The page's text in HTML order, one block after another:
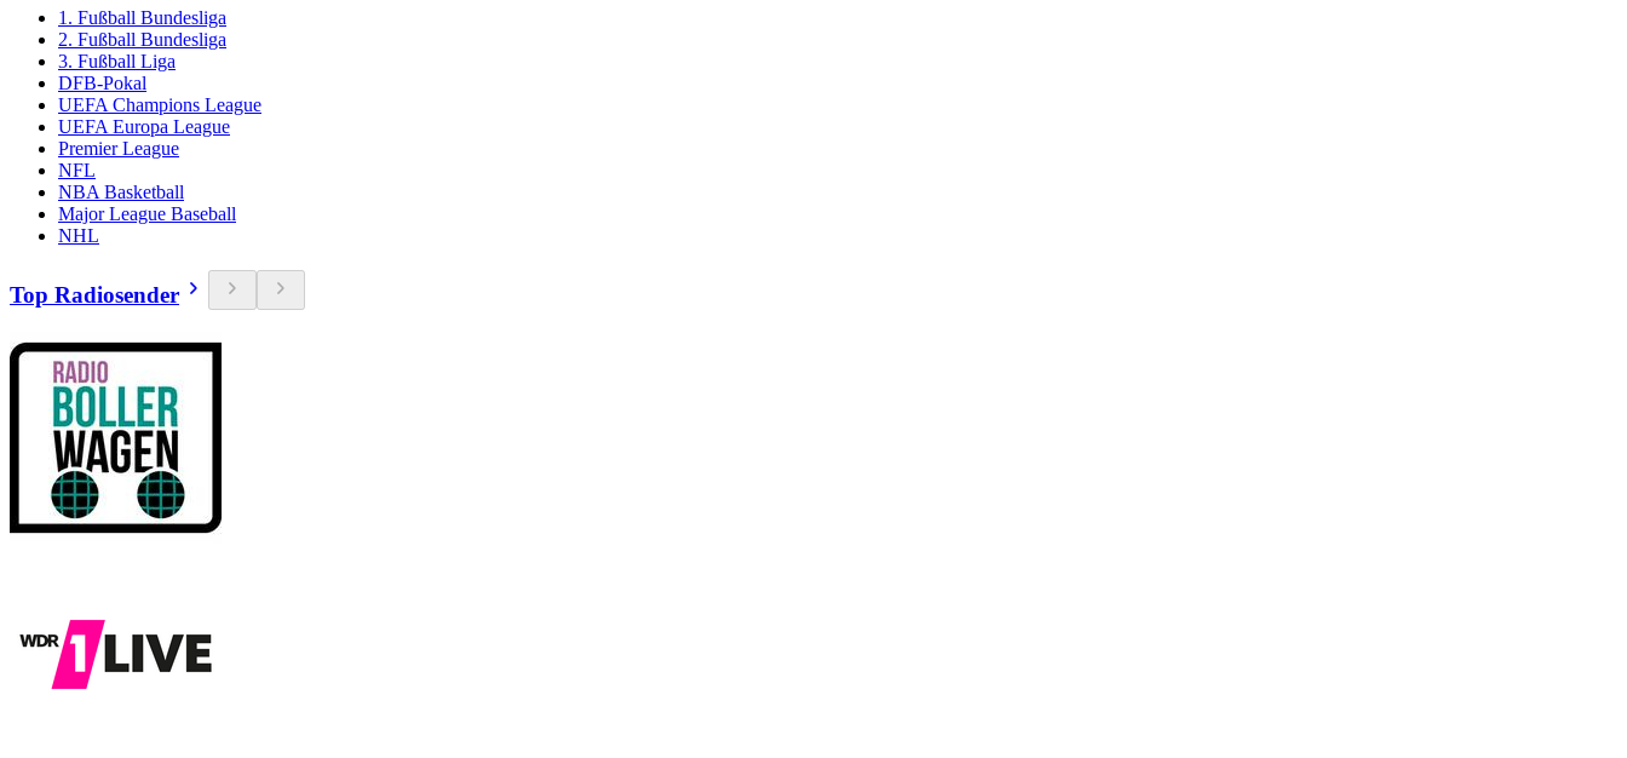
1. Fußball Bundesliga
2. Fußball Bundesliga
3. Fußball Liga
DFB-Pokal
UEFA Champions League
UEFA Europa League
Premier League
NFL
NBA Basketball
Major League Baseball
NHL
Top Radiosender